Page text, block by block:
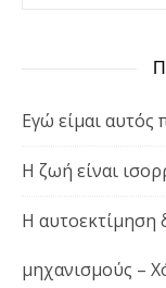
Εγώ είμαι αυτός
Η ζωή είναι
Η αυτοεκτίμηση
μηχανισμούς –